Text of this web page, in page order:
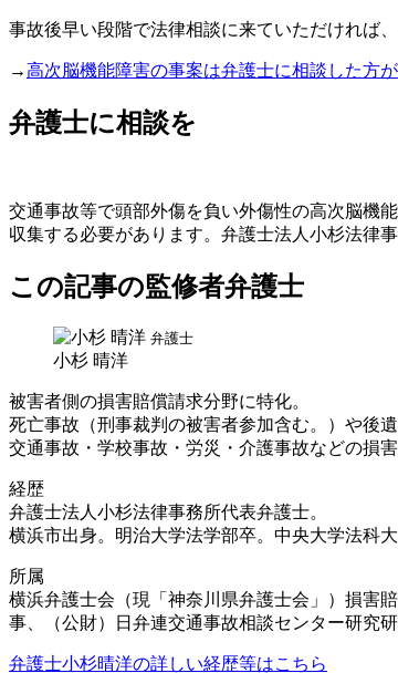
事故後早い段階で法律相談に来ていただければ
→高次脳機能障害の事案は弁護士に相談した方
弁護士に相談を
交通事故等で頭部外傷を負い外傷性の高次脳機
収集する必要があります。弁護士法人小杉法律
この記事の監修者弁護士
弁護士
小杉 晴洋
被害者側の損害賠償請求分野に特化。
死亡事故（刑事裁判の被害者参加含む。）や後
交通事故・学校事故・労災・介護事故などの損
経歴
弁護士法人小杉法律事務所代表弁護士。
横浜市出身。明治大学法学部卒。中央大学法科大
所属
横浜弁護士会（現「神奈川県弁護士会」）損害
事、（公財）日弁連交通事故相談センター研究
弁護士小杉晴洋の詳しい経歴等はこちら